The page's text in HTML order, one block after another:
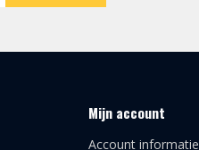
Mijn account
Account informatie